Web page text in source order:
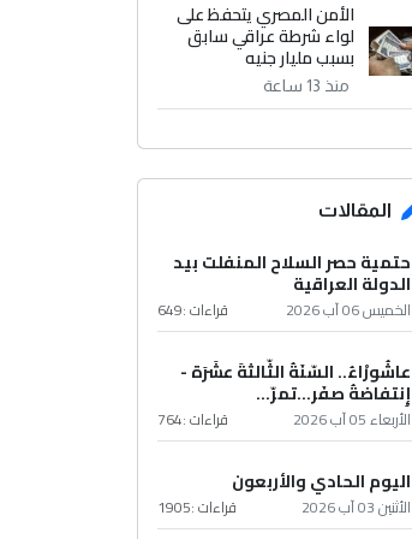
الأمن المصري يتحفظ على
لواء شرطة عراقي سابق
بسبب مليار جنيه
منذ 13 ساعة
المقالات
حتمية حصر السلاح المنفلت بيد
الدولة العراقية
الخميس 06 آب 2026 قراءات :649
عاشُورْاءُ.. السّنَةُ الثّالثةَ عشَرَة -
إِنتفاضةُ صفَر…تمرّ...
الأربعاء 05 آب 2026 قراءات :764
اليوم الحادي والأربعون
الأثنين 03 آب 2026 قراءات :1905